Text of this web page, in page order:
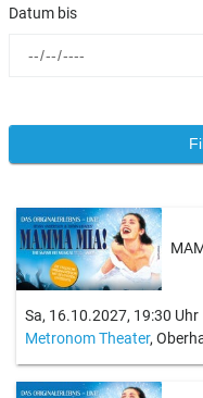
Datum bis
Sa, 16.10.2027, 19:30 Uhr
Metronom Theater,